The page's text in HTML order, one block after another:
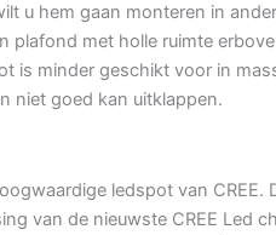
u hem gaan monteren in
plafond met holle ruimte
is minder geschikt voor in
niet goed kan uitklappen.
ledspot van CREE.
van de nieuwste CREE Led